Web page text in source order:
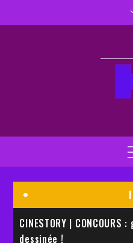
CINESTORY |
dessinée !